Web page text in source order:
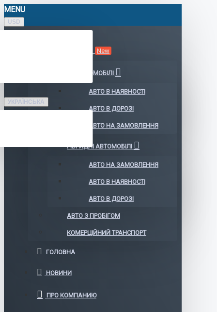
MENU
USD
УКРАЇНСЬКА
New
ЕЛЕКТРОМОБІЛІ
АВТО В НАЯВНОСТІ
АВТО В ДОРОЗІ
АВТО НА ЗАМОВЛЕННЯ
ГІБРИДНІ АВТОМОБІЛІ
АВТО НА ЗАМОВЛЕННЯ
АВТО В НАЯВНОСТІ
АВТО В ДОРОЗІ
АВТО З ПРОБІГОМ
КОМЕРЦІЙНИЙ ТРАНСПОРТ
ГОЛОВНА
НОВИНИ
ПРО КОМПАНИЮ